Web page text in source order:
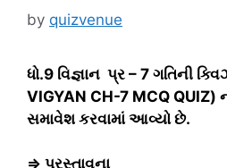
by quizvenue
ધો.9 વિજ્ઞાન પ્ર – 7 ગતિની
VIGYAN CH-7 MCQ QUIZ)
સમાવેશ કરવામાં આવ્યો છે.
⇒ પ્રસ્તાવના